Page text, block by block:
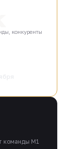
конкуренты
команды M1